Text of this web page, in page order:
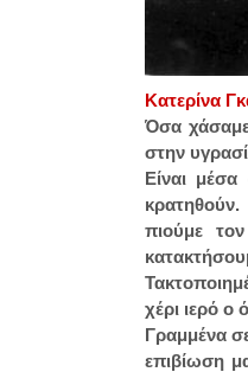
Κατερίνα
Όσα
στην
Είναι
πιούμε
χέρι ιερό ο
Γραμμένα
επιβίωση